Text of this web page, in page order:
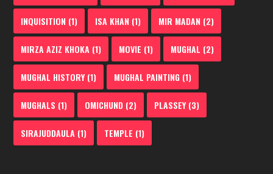
INQUISITION (1) ISA KHAN (1) MIR MADAN (2)
MIRZA AZIZ KHOKA (1) MOVIE (1) MUGHAL (2)
MUGHAL HISTORY(1) MUGHAL PAINTING (1)
MUGHALS (1) OMICHUND (2) PLASSEY(3)
SIRAJUDDAULA (1) TEMPLE (1)